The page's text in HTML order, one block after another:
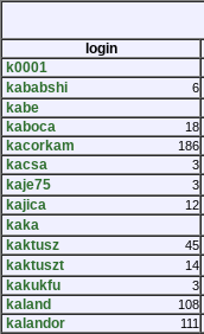
login
k0001
kababshi
6
kabe
kaboca
18
kacorkam 186
kacsa 3
kaje75 3
kajica 12
kaka
kaktusz 45
kaktuszt 14
kakukfu 3
kaland 108
kalandor 111